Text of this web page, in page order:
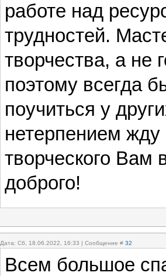
работе над
трудностей.
творчества, а не
поэтому всегда
поучиться у
нетерпением
творческого Вам
доброго!
Дата: Сб, 18.06.2022, 16:33 | Сообщение # 32
Всем большое